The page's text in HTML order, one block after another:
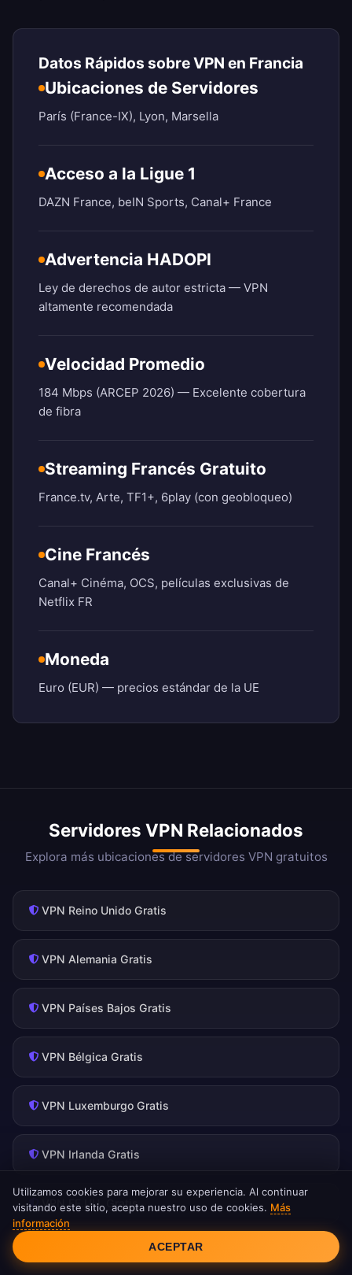
Datos Rápidos sobre VPN en Francia
Ubicaciones de Servidores
París (France-IX), Lyon, Marsella
Acceso a la Ligue 1
DAZN France, beIN Sports, Canal+ France
Advertencia HADOPI
Ley de derechos de autor estricta — VPN
altamente recomendada
Velocidad Promedio
184 Mbps (ARCEP 2026) — Excelente cobertura
de fibra
Streaming Francés Gratuito
France.tv, Arte, TF1+, 6play (con geobloqueo)
Cine Francés
Canal+ Cinéma, OCS, películas exclusivas de
Netflix FR
Moneda
Euro (EUR) — precios estándar de la UE
Servidores VPN Relacionados
Explora más ubicaciones de servidores VPN gratuitos
VPN Reino Unido Gratis
VPN Alemania Gratis
VPN Países Bajos Gratis
VPN Bélgica Gratis
VPN Luxemburgo Gratis
VPN Irlanda Gratis
VPN EE.UU. Gratis
Consentimiento de cookies
Utilizamos cookies para mejorar su experiencia. Al continuar
visitando este sitio, acepta nuestro uso de cookies. Más
información
ACEPTAR